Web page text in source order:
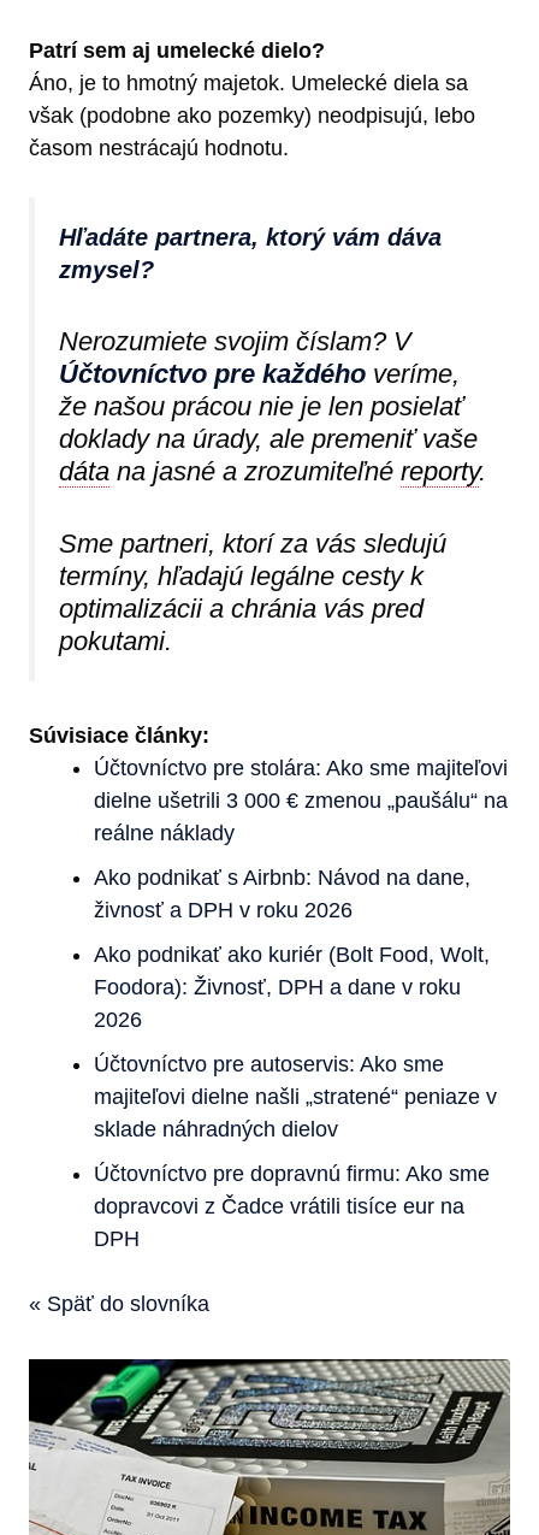
Patrí sem aj umelecké dielo?
Áno, je to hmotný majetok. Umelecké diela sa
však (podobne ako pozemky) neodpisujú, lebo
časom nestrácajú hodnotu.
Hľadáte partnera, ktorý vám dáva
zmysel?
Nerozumiete svojim číslam? V
Účtovníctvo pre každého veríme,
že našou prácou nie je len posielať
doklady na úrady, ale premeniť vaše
dáta na jasné a zrozumiteľné reporty.
Sme partneri, ktorí za vás sledujú
termíny, hľadajú legálne cesty k
optimalizácii a chránia vás pred
pokutami.
Súvisiace články:
Účtovníctvo pre stolára: Ako sme majiteľovi
dielne ušetrili 3 000 € zmenou „paušálu“ na
reálne náklady
Ako podnikať s Airbnb: Návod na dane,
živnosť a DPH v roku 2026
Ako podnikať ako kuriér (Bolt Food, Wolt,
Foodora): Živnosť, DPH a dane v roku
2026
Účtovníctvo pre autoservis: Ako sme
majiteľovi dielne našli „stratené“ peniaze v
sklade náhradných dielov
Účtovníctvo pre dopravnú firmu: Ako sme
dopravcovi z Čadce vrátili tisíce eur na
DPH
« Späť do slovníka